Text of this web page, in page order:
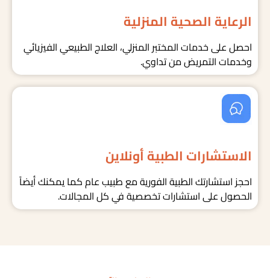
الرعاية الصحية المنزلية
احصل على خدمات المختبر المنزلي، العلاج الطبيعي الفيزيائي
وخدمات التمريض من تداوي.
الاستشارات الطبية أونلاين
احجز استشارتك الطبية الفورية مع طبيب عام كما يمكنك أيضاً
الحصول على استشارات تخصصية في كل المجالات.